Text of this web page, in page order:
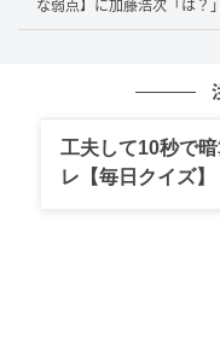
返し、スタジオは爆
番組で見えた意
俳優としてクールな
な弱点】に加藤浩次「は？
工夫して10秒で
レ【毎日クイズ】